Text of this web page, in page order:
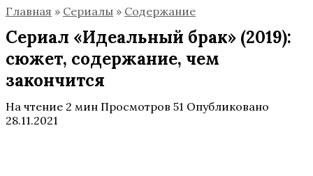
Главная » Сериалы » Содержание
Сериал «Идеальный брак» (2019):
сюжет, содержание, чем
закончится
На чтение 2 мин Просмотров 51 Опубликовано
28.11.2021